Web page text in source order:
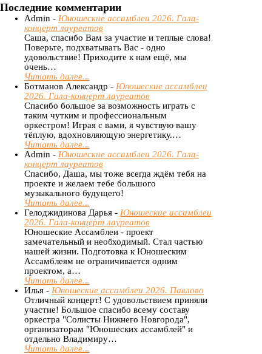
Последние комментарии
Admin - Юношеские ассамблеи 2026. Гала-
концерт лауреатов
Саша, спасибо Вам за участие и теплые слова!
Поверьте, подхватывать Вас - одно
удовольствие! Приходите к нам ещё, мы
очень…
Читать далее...
Ботманов Александр - Юношеские ассамблеи
2026. Гала-концерт лауреатов
Спасибо большое за возможность играть с
таким чутким и профессиональным
оркестром! Играя с вами, я чувствую вашу
тёплую, вдохновляющую энергетику.…
Читать далее...
Admin - Юношеские ассамблеи 2026. Гала-
концерт лауреатов
Спасибо, Даша, мы тоже всегда ждём тебя на
проекте и желаем тебе большого
музыкального будущего!
Читать далее...
Гелоджидинова Дарья - Юношеские ассамблеи
2026. Гала-концерт лауреатов
Юношеские Ассамблеи - проект
замечательный и необходимый. Стал частью
нашей жизни. Подготовка к Юношеским
Ассамблеям не ограничивается одним
проектом, а…
Читать далее...
Илья - Юношеские ассамблеи 2026. Павлово
Отличный концерт! С удовольствием приняли
участие! Большое спасибо всему составу
оркестра "Солисты Нижнего Новгорода",
организаторам "Юношеских ассамблей" и
отдельно Владимиру…
Читать далее...